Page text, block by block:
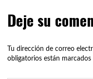
Deje su
Tu dirección de correo
obligatorios están marcados